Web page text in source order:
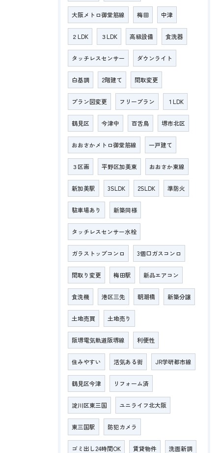
大阪メトロ御堂筋線 梅田 中津
２LDK ３LDK 高級設備 食洗器
タッチレスセンサー ダウンライト
白基調 2階建て 間取変更
プラン図変更 フリープラン １LDK
鶴見区 今津中 百舌鳥 堺市北区
おおさかメトロ御堂筋線 一戸建て
３区画 平野区加美東 おおさか東線
新加美駅 3SLDK 2SLDK 準防火
駐車場あり 新築同様
タッチレスセンサー水栓
ガラストップコンロ 3個口ガスコンロ
間取り変更 梅田駅 新品エアコン
食洗機 港区三先 朝潮橋 新築分譲
土地売買 土地売り
阪堺電気軌道阪堺線 利便性
住みやすい 活気ある街 JR学研都市線
鶴見区今津 リフォーム済
淀川区東三国 ユニライフ北大阪
東三国駅 防犯カメラ
ゴミ出し24時間OK 賃貸物件 洗面新調